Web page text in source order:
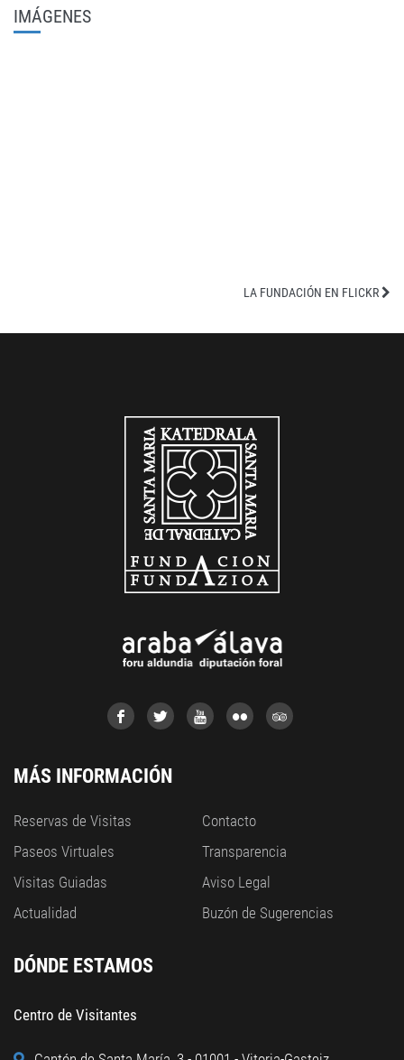
IMÁGENES
LA FUNDACIÓN EN FLICKR
MÁS INFORMACIÓN
Reservas de Visitas
Paseos Virtuales
Visitas Guiadas
Actualidad
Contacto
Transparencia
Aviso Legal
Buzón de Sugerencias
DÓNDE ESTAMOS
Centro de Visitantes